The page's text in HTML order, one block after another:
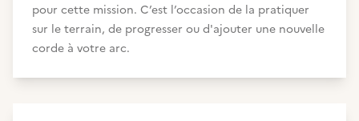
pour cette mission. C’est l’occasion de la pratiquer
sur le terrain, de progresser ou d'ajouter une nouvelle
corde à votre arc.